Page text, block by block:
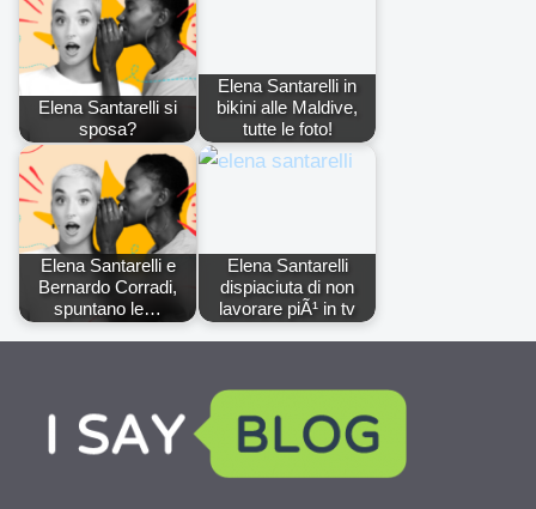
Elena Santarelli si
sposa?
Elena Santarelli in
bikini alle Maldive,
tutte le foto!
Elena Santarelli e
Bernardo Corradi,
spuntano le…
Elena Santarelli
dispiaciuta di non
lavorare piÃ¹ in tv